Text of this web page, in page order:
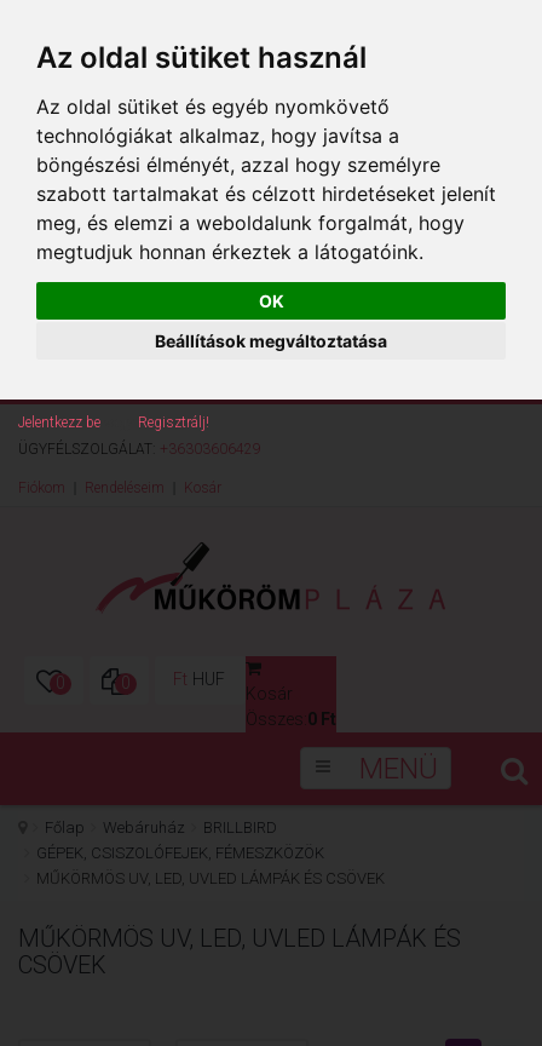
Az oldal sütiket használ
Az oldal sütiket és egyéb nyomkövető
technológiákat alkalmaz, hogy javítsa a
böngészési élményét, azzal hogy személyre
szabott tartalmakat és célzott hirdetéseket jelenít
meg, és elemzi a weboldalunk forgalmát, hogy
megtudjuk honnan érkeztek a látogatóink.
OK
Beállítások megváltoztatása
Jelentkezz be
Regisztrálj!
ÜGYFÉLSZOLGÁLAT: +36303606429
Fiókom Rendeléseim Kosár
0 0 Ft HUF
Kosár
Összes: 0 Ft
MENÜ
Főlap Webáruház
BRILLBIRD
GÉPEK, CSISZOLÓFEJEK, FÉMESZKÖZÖK
MŰKÖRMÖS UV, LED, UVLED LÁMPÁK ÉS CSÖVEK
MŰKÖRMÖS UV, LED, UVLED LÁMPÁK ÉS
CSÖVEK